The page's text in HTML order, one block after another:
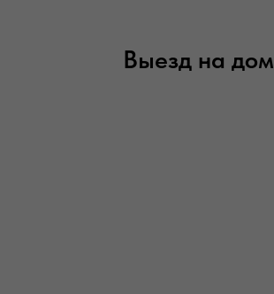
Выезд на дом